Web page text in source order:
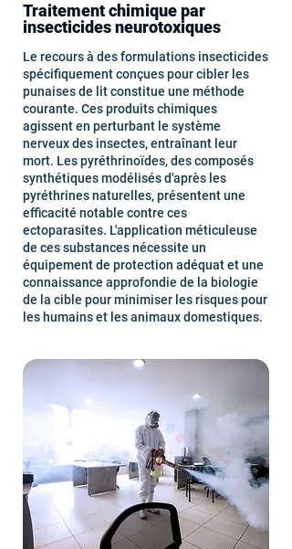
Traitement chimique par
insecticides neurotoxiques
Le recours à des formulations insecticides
spécifiquement conçues pour cibler les
punaises de lit constitue une méthode
courante. Ces produits chimiques
agissent en perturbant le système
nerveux des insectes, entraînant leur
mort. Les pyréthrinoïdes, des composés
synthétiques modélisés d'après les
pyréthrines naturelles, présentent une
efficacité notable contre ces
ectoparasites. L'application méticuleuse
de ces substances nécessite un
équipement de protection adéquat et une
connaissance approfondie de la biologie
de la cible pour minimiser les risques pour
les humains et les animaux domestiques.